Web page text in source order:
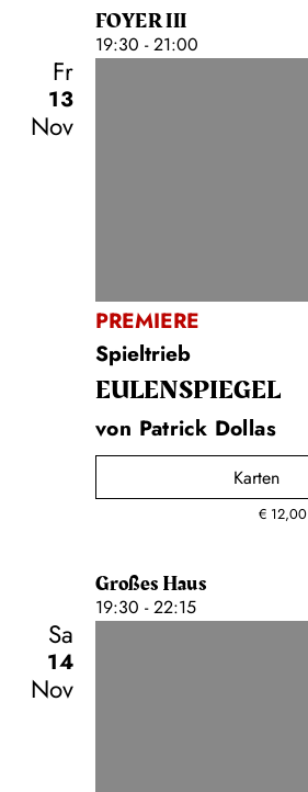
FOYER III
19:30 - 21:00
Fr
13
Nov
PREMIERE
Spieltrieb
EULENSPIEGEL
von Patrick Dollas
Karten
€ 12,00
Großes Haus
19:30 - 22:15
Sa
14
Nov